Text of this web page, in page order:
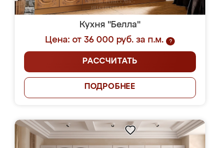
Кухня "Белла"
Цена: от 36 000 руб. за п.м.
?
РАССЧИТАТЬ
ПОДРОБНЕЕ